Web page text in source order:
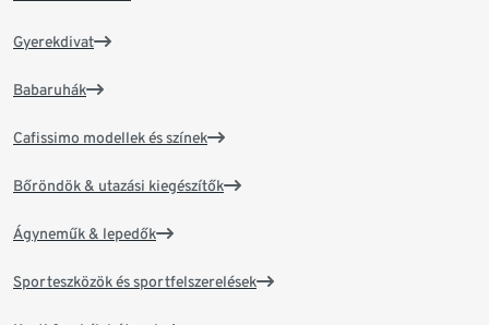
Gyerekdivat
Babaruhák
Cafissimo modellek és színek
Bőröndök & utazási kiegészítők
Ágyneműk & lepedők
Sporteszközök és sportfelszerelések